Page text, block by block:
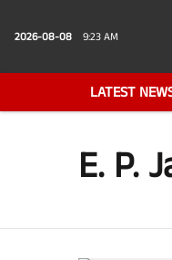
2026-08-08 9:23 AM
LATEST
E. P.